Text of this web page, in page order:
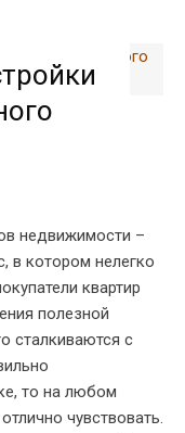
недвижимости –
в котором нелегко
квартир
полезной
сталкиваются с
то на любом
чувствовать.